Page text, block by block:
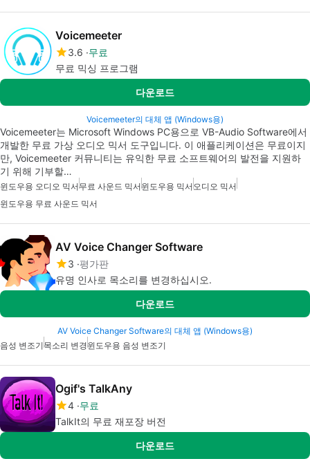
Voicemeeter
3.6 무료
무료 믹싱 프로그램
다운로드
Voicemeeter의 대체 앱 (Windows용)
Voicemeeter는 Microsoft Windows PC용으로 VB-Audio Software에서
개발한 무료 가상 오디오 믹서 도구입니다. 이 애플리케이션은 무료이지
만, Voicemeeter 커뮤니티는 유익한 무료 소프트웨어의 발전을 지원하
기 위해 기부할…
윈도우용 오디오 믹서무료 사운드 믹서윈도우용 믹서오디오 믹서
윈도우용 무료 사운드 믹서
AV Voice Changer Software
3 평가판
유명 인사로 목소리를 변경하십시오.
다운로드
AV Voice Changer Software의 대체 앱 (Windows용)
음성 변조기목소리 변경윈도우용 음성 변조기
Ogif's TalkAny
4 무료
TalkIt의 무료 재포장 버전
다운로드